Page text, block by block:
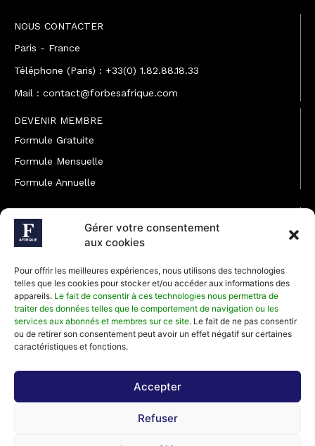
Gérer votre consentement
aux cookies
Pour offrir les meilleures expériences, nous utilisons des technologies
telles que les cookies pour stocker et/ou accéder aux informations des
appareils. Le fait de consentir à ces technologies nous permettra de
traiter des données telles que le comportement de navigation ou les
services aux abonnés et membres sur ce site. Le fait de ne pas consentir
ou de retirer son consentement peut avoir un effet négatif sur certaines
caractéristiques et fonctions.
Accepter
Refuser
NOUS CONTACTER
Paris - France
Téléphone (Paris) : +33(0) 1.82.88.18.33
Mail : contact@forbesafrique.com
DEVENIR MEMBRE
Formule Gratuite
Formule Mensuelle
Formule Annuelle
JOINDRE L'ÉQUIPE
Rédaction
Développement commercial
Communiquer avec Forbes Afrique
Média Kit 2026
Abonnez-vous à la newsletter de Forbes Afrique et recevez
régulièrement nos meilleurs articles